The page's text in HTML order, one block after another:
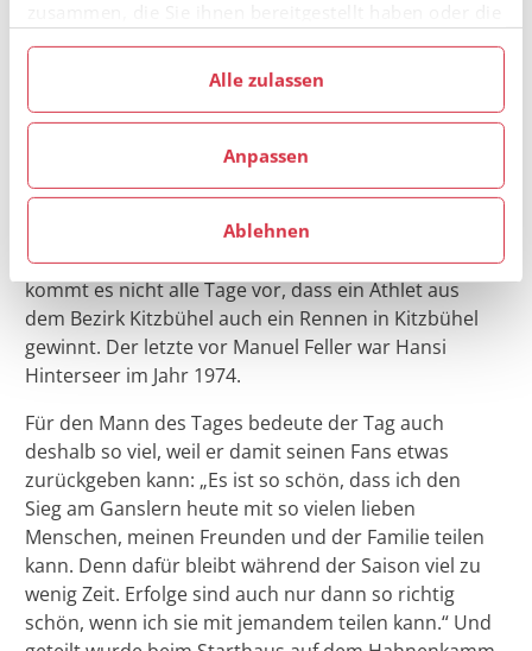
Alle zulassen
Anpassen
Ablehnen
endlich seine Hahnenkamm-Gondel in Empfang
nehmen: „Es war ein Kindheitstraum, an dem ich
lange gearbeitet habe, um ihn hinzubekommen.“
400 Fans, Freunde und Familienmitglieder erwiesen
dem Techniker am Samstagnachmittag die
Ehre. „Der bisherige Besucherrekord stammt von
der Gondelübergabe an Marco Odermatt mit 220
Gästen“, erinnerte sich Michael Huber. Schließlich
kommt es nicht alle Tage vor, dass ein Athlet aus
dem Bezirk Kitzbühel auch ein Rennen in Kitzbühel
gewinnt. Der letzte vor Manuel Feller war Hansi
Hinterseer im Jahr 1974.
Für den Mann des Tages bedeute der Tag auch
deshalb so viel, weil er damit seinen Fans etwas
zurückgeben kann: „Es ist so schön, dass ich den
Sieg am Ganslern heute mit so vielen lieben
Menschen, meinen Freunden und der Familie teilen
kann. Denn dafür bleibt während der Saison viel zu
wenig Zeit. Erfolge sind auch nur dann so richtig
schön, wenn ich sie mit jemandem teilen kann.“ Und